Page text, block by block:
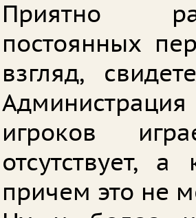
Приятно
постоянных
взгляд,
игроков
отсутствует,
причем это не